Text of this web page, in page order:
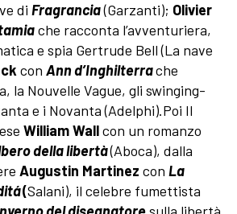
di Fragrancia(Garzanti); Olivier
che racconta l’avventuriera,
e spia Gertrude Bell (La nave
con Ann d’Inghilterrache
la Nouvelle Vague, gli swinging-
e i Novanta (Adelphi).Poi Il
William Wallcon un romanzo
della libertà(Aboca), dalla
Augustin Martinez con La
(Salani), il celebre fumettista